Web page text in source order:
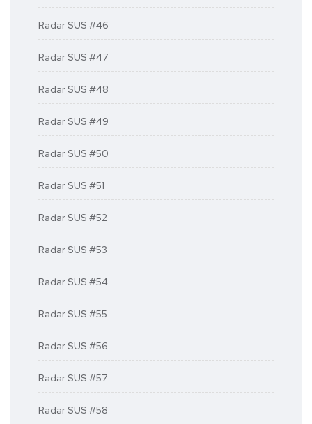
Radar SUS #46
Radar SUS #47
Radar SUS #48
Radar SUS #49
Radar SUS #50
Radar SUS #51
Radar SUS #52
Radar SUS #53
Radar SUS #54
Radar SUS #55
Radar SUS #56
Radar SUS #57
Radar SUS #58